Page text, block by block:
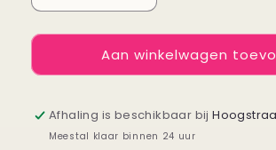
verlagen
voor
gebreide
verhogen
voor
Roze
gebreide
Aan winkelwagen
Afhaling is beschikbaar bij
Meestal klaar binnen 24 uur